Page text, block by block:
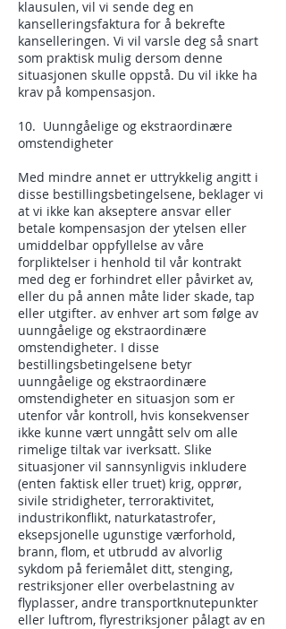
klausulen, vil vi sende deg en
kanselleringsfaktura for å bekrefte
kanselleringen. Vi vil varsle deg så snart
som praktisk mulig dersom denne
situasjonen skulle oppstå. Du vil ikke ha
krav på kompensasjon.
10. Uunngåelige og ekstraordinære
omstendigheter
Med mindre annet er uttrykkelig angitt i
disse bestillingsbetingelsene, beklager vi
at vi ikke kan akseptere ansvar eller
betale kompensasjon der ytelsen eller
umiddelbar oppfyllelse av våre
forpliktelser i henhold til vår kontrakt
med deg er forhindret eller påvirket av,
eller du på annen måte lider skade, tap
eller utgifter. av enhver art som følge av
uunngåelige og ekstraordinære
omstendigheter. I disse
bestillingsbetingelsene betyr
uunngåelige og ekstraordinære
omstendigheter en situasjon som er
utenfor vår kontroll, hvis konsekvenser
ikke kunne vært unngått selv om alle
rimelige tiltak var iverksatt. Slike
situasjoner vil sannsynligvis inkludere
(enten faktisk eller truet) krig, opprør,
sivile stridigheter, terroraktivitet,
industrikonflikt, naturkatastrofer,
eksepsjonelle ugunstige værforhold,
brann, flom, et utbrudd av alvorlig
sykdom på feriemålet ditt, stenging,
restriksjoner eller overbelastning av
flyplasser, andre transportknutepunkter
eller luftrom, flyrestriksjoner pålagt av en